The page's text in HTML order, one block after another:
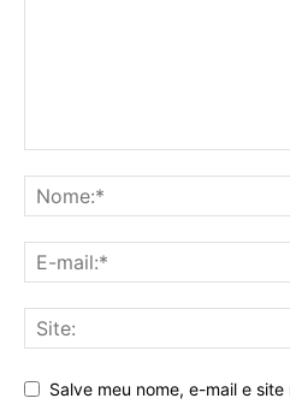
Salve meu nome, e-mail e